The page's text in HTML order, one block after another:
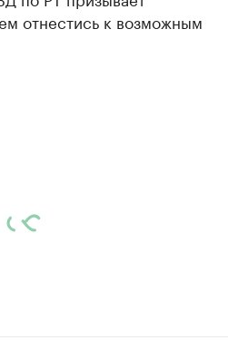
отнестись к возможным